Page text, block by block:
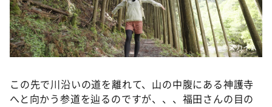
©スカイＡ
この先で川沿いの道を離れて、山の中腹にある神護寺
へと向かう参道を辿るのですが、、、福田さんの目の